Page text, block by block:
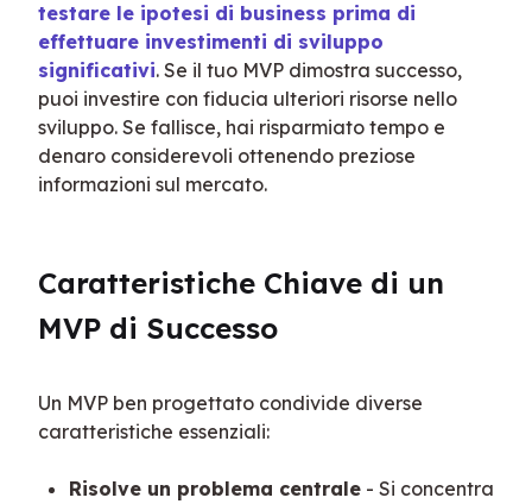
testare le ipotesi di business prima di
effettuare investimenti di sviluppo
significativi. Se il tuo MVP dimostra successo,
puoi investire con fiducia ulteriori risorse nello
sviluppo. Se fallisce, hai risparmiato tempo e
denaro considerevoli ottenendo preziose
informazioni sul mercato.
Caratteristiche Chiave di un
MVP di Successo
Un MVP ben progettato condivide diverse
caratteristiche essenziali:
Risolve un problema centrale - Si concentra